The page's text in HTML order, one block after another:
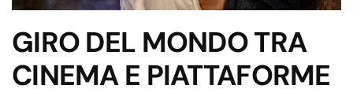
GIRO DEL MONDO TRA
CINEMA E PIATTAFORME